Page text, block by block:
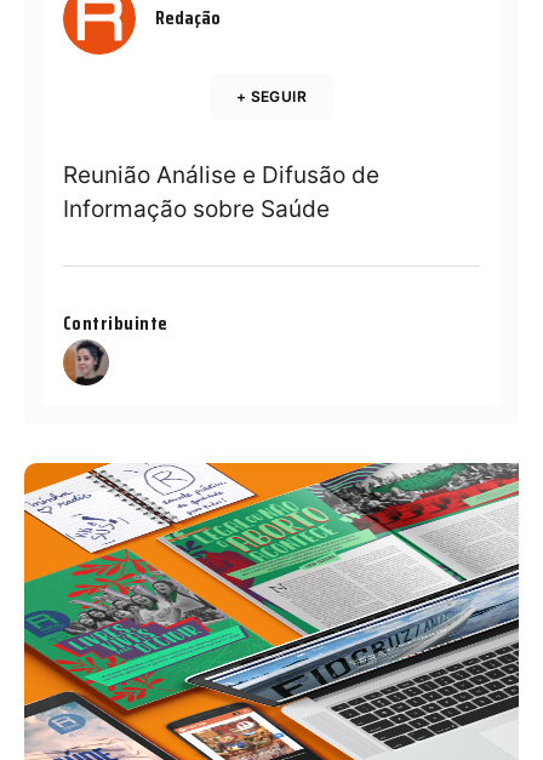
Redação
+ SEGUIR
Reunião Análise e Difusão de
Informação sobre Saúde
Contribuinte